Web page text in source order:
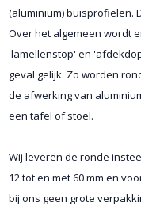
(aluminium) buisprofielen.
Over het algemeen wordt
'lamellenstop' en
geval gelijk. Zo worden
de afwerking van
een tafel of stoel.
Wij leveren de ronde
12 tot en met 60 mm en
bij ons geen grote